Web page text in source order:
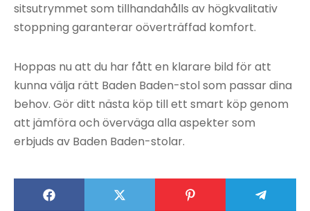
sitsutrymmet som tillhandahålls av högkvalitativ
stoppning garanterar oöverträffad komfort.
Hoppas nu att du har fått en klarare bild för att
kunna välja rätt Baden Baden-stol som passar dina
behov. Gör ditt nästa köp till ett smart köp genom
att jämföra och överväga alla aspekter som
erbjuds av Baden Baden-stolar.